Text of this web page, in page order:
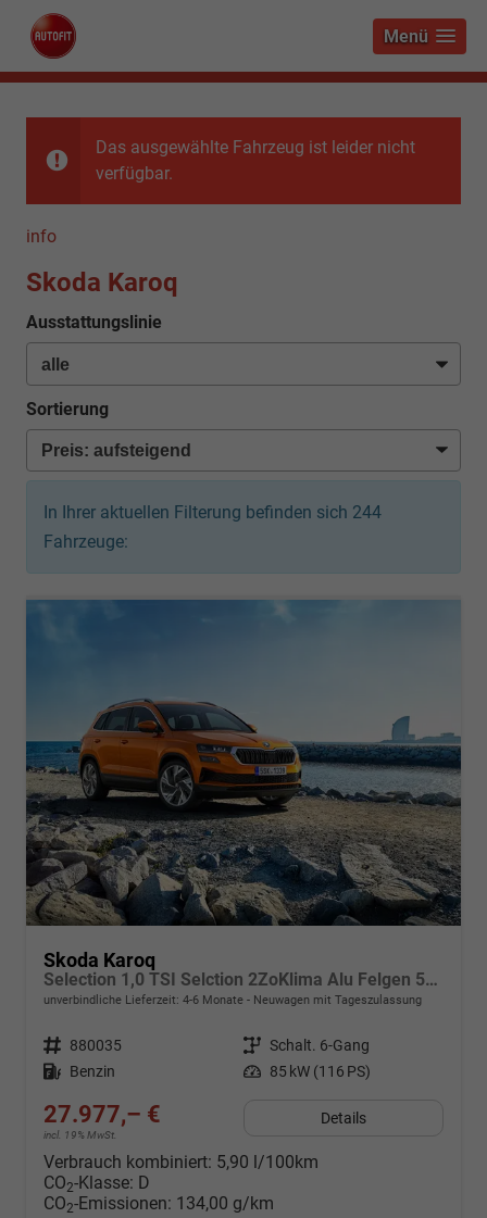
Menü
Das ausgewählte Fahrzeug ist leider nicht
verfügbar.
info
Skoda Karoq
Ausstattungslinie
Sortierung
In Ihrer aktuellen Filterung befinden sich 244
Fahrzeuge:
Skoda Karoq
Selection 1,0 TSI Selction 2ZoKlima Alu Felgen 5J Garantie Sitzheizung LED Scheinwerfer Tempomat
unverbindliche Lieferzeit: 4-6 Monate Neuwagen mit Tageszulassung
Fahrzeugnr. 880035 Getriebe Schalt. 6-Gang
Kraftstoff Benzin Leistung 85 kW (116 PS)
27.977,– €
incl. 19% MwSt.
Details
Verbrauch kombiniert: 5,90 l/100km
CO2-Klasse: D
CO2-Emissionen: 134,00 g/km